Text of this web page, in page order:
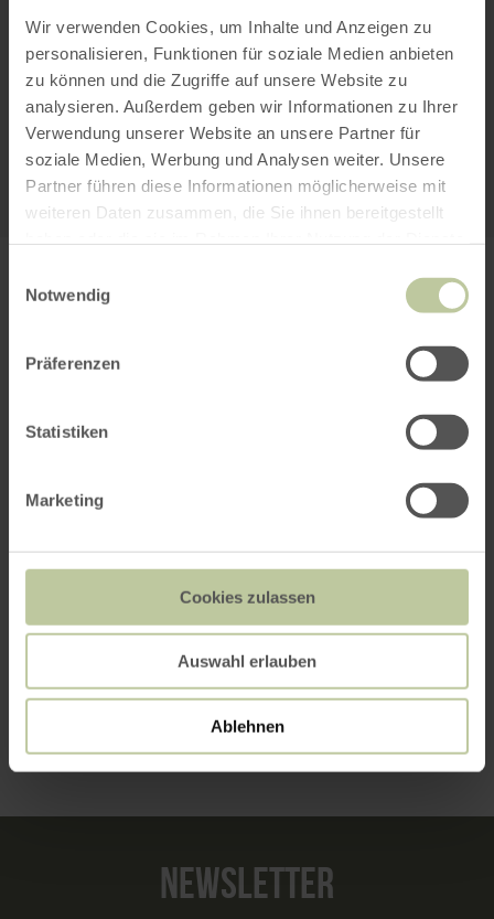
Wir verwenden Cookies, um Inhalte und Anzeigen zu
personalisieren, Funktionen für soziale Medien anbieten
zu können und die Zugriffe auf unsere Website zu
analysieren. Außerdem geben wir Informationen zu Ihrer
Verwendung unserer Website an unsere Partner für
soziale Medien, Werbung und Analysen weiter. Unsere
Partner führen diese Informationen möglicherweise mit
weiteren Daten zusammen, die Sie ihnen bereitgestellt
Notwendig
Präferenzen
Statistiken
Marketing
Cookies zulassen
Auswahl erlauben
Ablehnen
und Burg Hengebach
KARTE ÖFFNEN
Bitte akzeptieren Sie den Einsatz aller
Cookies, um den Inhalt dieser Seite
sehen zu können.
Alle Cookies Freigeben
ROUTE PLANEN
NEWSLETTER